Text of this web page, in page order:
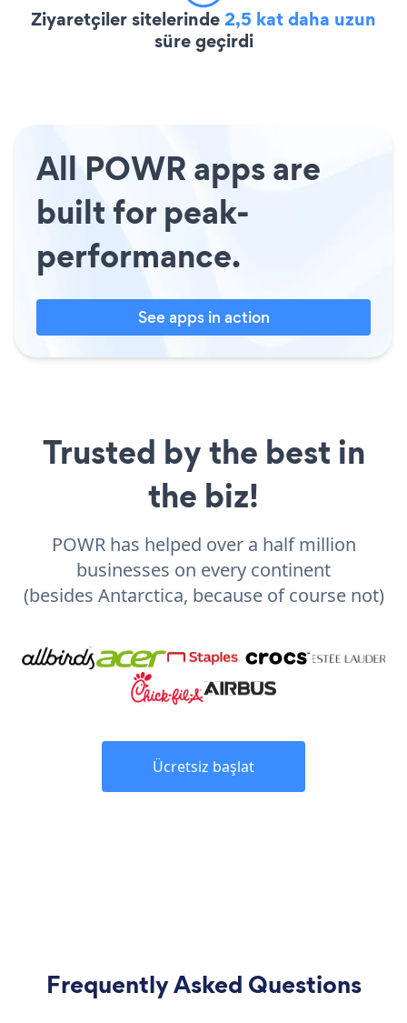
Ziyaretçiler sitelerinde2,5 kat daha uzun
süre geçirdi
All POWR apps are
built for peak-
performance.
See apps in action
Trusted by the best in
the biz!
POWR has helped over a half million
businesses on every continent
(besides Antarctica, because of course not)
Ücretsiz başlat
Frequently Asked Questions